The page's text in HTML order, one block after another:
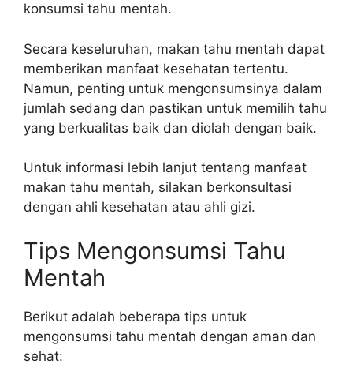
konsumsi tahu mentah.
Secara keseluruhan, makan tahu mentah dapat
memberikan manfaat kesehatan tertentu.
Namun, penting untuk mengonsumsinya dalam
jumlah sedang dan pastikan untuk memilih tahu
yang berkualitas baik dan diolah dengan baik.
Untuk informasi lebih lanjut tentang manfaat
makan tahu mentah, silakan berkonsultasi
dengan ahli kesehatan atau ahli gizi.
Tips Mengonsumsi Tahu
Mentah
Berikut adalah beberapa tips untuk
mengonsumsi tahu mentah dengan aman dan
sehat: